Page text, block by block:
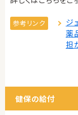
参考リンク
ジ
薬
担
健保の給付